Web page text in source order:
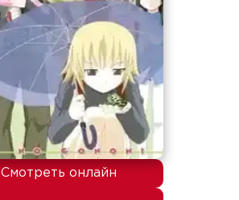
Смотреть онлайн